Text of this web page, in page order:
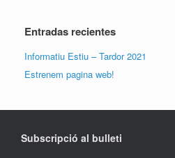
Entradas recientes
Informatiu Estiu – Tardor 2021
Estrenem pagina web!
Subscripció al bulleti